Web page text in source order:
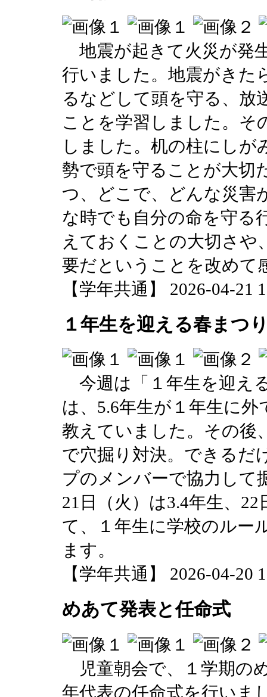
地震が起きて火災が発
行いました。地震がきた
るなどして頭を守る、放
ことを学習しました。そ
しました。机の柱にし
勢で頭を守ることが大切
つ、どこで、どんな災害
な時でも自分の命を守る
えておくことの大切さや
要だということを改めて
【学年共通】 2026-04-21
１年生を迎える春まつ
今週は「１年生を迎え
は、5.6年生が１年生に
教えていました。その後
で穴掘り対決。できるだ
プのメンバーで協力して
21日（火）は3.4年生、
て、１年生に学校のルー
ます。
【学年共通】 2026-04-20
めあて発表と任命式
児童朝会で、１学期の
年代表の任命式を行いま